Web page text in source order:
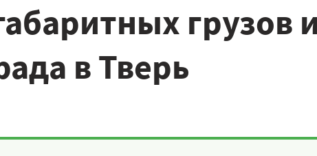
грузов
в Тверь